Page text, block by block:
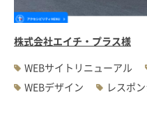
株式会社エイチ・プラス様
WEBサイトリニューアル
WEBデザイン
レスポ